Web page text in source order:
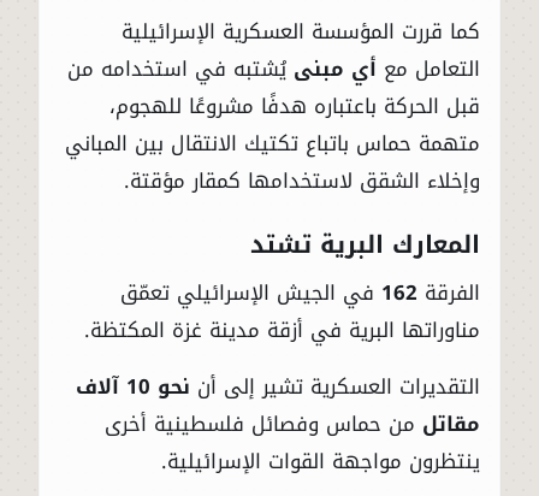
كما قررت المؤسسة العسكرية الإسرائيلية
التعامل مع أي مبنى يُشتبه في استخدامه من
قبل الحركة باعتباره هدفًا مشروعًا للهجوم،
متهمة حماس باتباع تكتيك الانتقال بين المباني
وإخلاء الشقق لاستخدامها كمقار مؤقتة.
المعارك البرية تشتد
الفرقة 162 في الجيش الإسرائيلي تعمّق
مناوراتها البرية في أزقة مدينة غزة المكتظة.
التقديرات العسكرية تشير إلى أن
نحو 10 آلاف
مقاتل من حماس وفصائل فلسطينية أخرى
ينتظرون مواجهة القوات الإسرائيلية.